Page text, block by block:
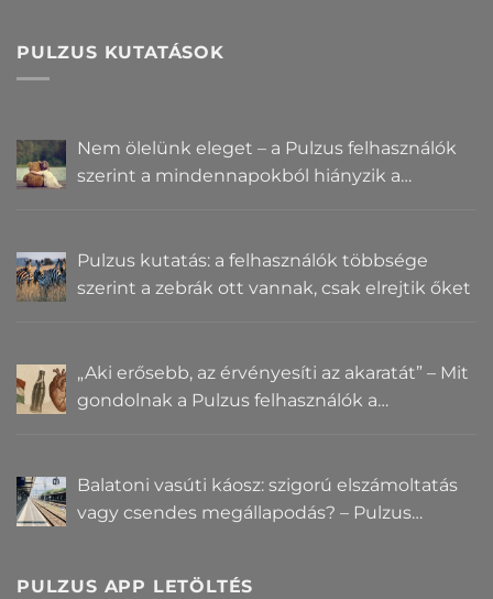
PULZUS KUTATÁSOK
Nem ölelünk eleget – a Pulzus felhasználók
szerint a mindennapokból hiányzik a
Pulzus kutatás: a felhasználók többsége
szerint a zebrák ott vannak, csak elrejtik őket
„Aki erősebb, az érvényesíti az akaratát” – Mit
gondolnak a Pulzus felhasználók a
Balatoni vasúti káosz: szigorú elszámoltatás
vagy csendes megállapodás? – Pulzus
PULZUS APP LETÖLTÉS